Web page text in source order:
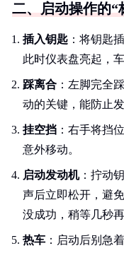
二、启动操作的“
插入钥匙 ：将钥匙
此时仪表盘亮起，
踩离合 ：左脚完全
动的关键，能防止
挂空挡 ：右手将挡
意外移动。
启动发动机：拧动
声后立即松开，避
没成功，稍等几秒
热车 ：启动后别急